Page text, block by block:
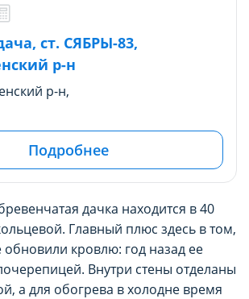
ст. СЯБРЫ-83,
р-н
р-н,
Подробнее
дачка находится в 40
Главный плюс здесь в том,
обновили кровлю: год назад ее
Внутри стены отделаны
а для обогрева в холодне время